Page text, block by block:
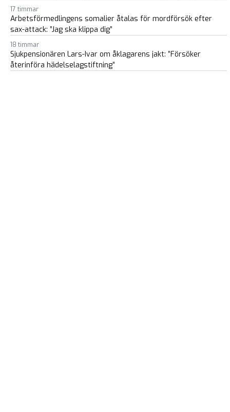
17 timmar
Arbetsförmedlingens somalier åtalas för mordförsök efter
sax-attack: ”Jag ska klippa dig”
18 timmar
Sjukpensionären Lars-Ivar om åklagarens jakt: ”Försöker
återinföra hädelselagstiftning”